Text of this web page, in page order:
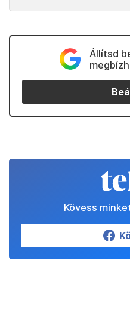
Állítsd
Kövess